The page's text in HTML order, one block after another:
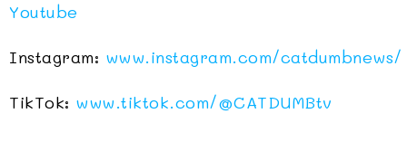
Youtube
Instagram: www.instagram.com/catdumbnews/
TikTok: www.tiktok.com/@CATDUMBtv